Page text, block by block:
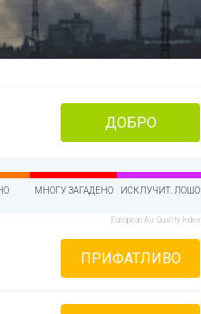
ДОБРО
МНОГУ ЗАГАДЕНО ИСКЛУЧИТ. ЛОШО
European Air Quality Index
ПРИФАТЛИВО